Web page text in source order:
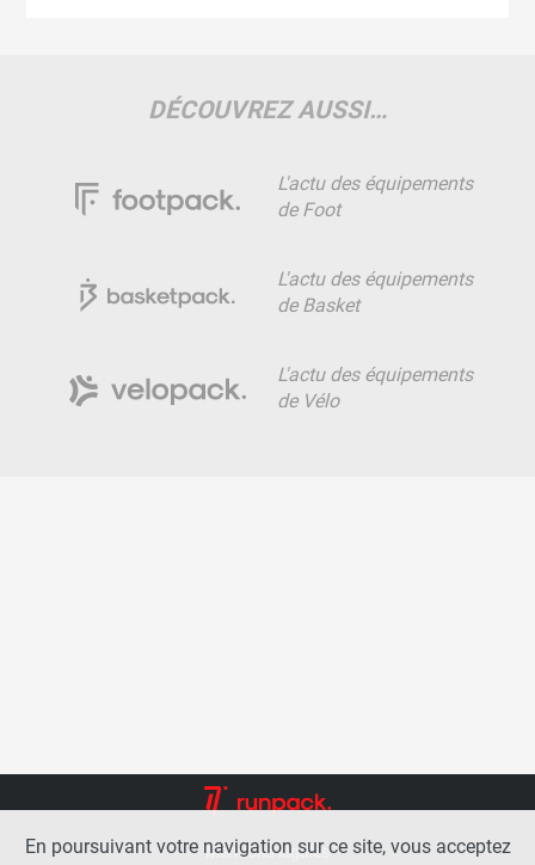
DÉCOUVREZ AUSSI…
L'actu des équipements
de Foot
L'actu des équipements
de Basket
L'actu des équipements
de Vélo
Mentions légales
En poursuivant votre navigation sur ce site, vous acceptez